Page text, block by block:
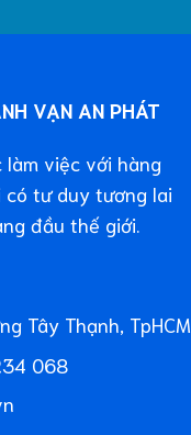
VẠN AN PHÁT
việc với hàng
tư duy tương lai
đầu thế giới.
Tây Thạnh, TpHCM
068